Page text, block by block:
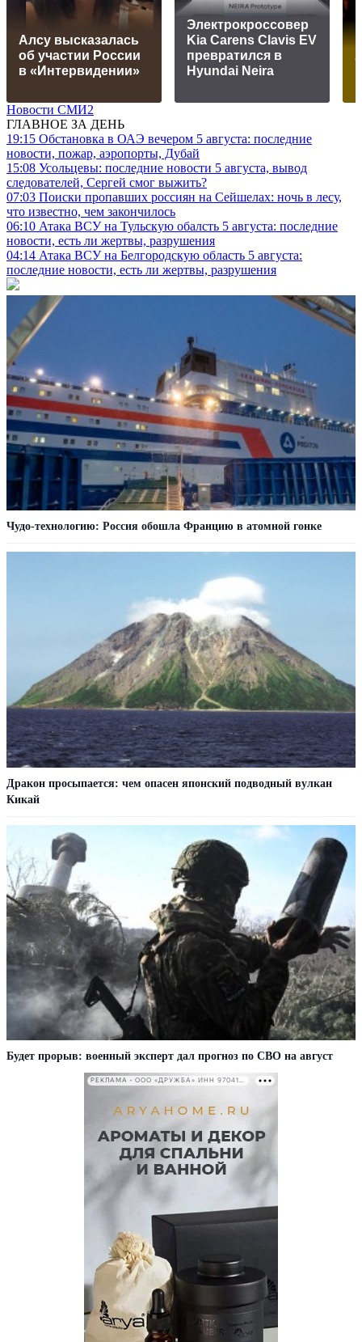
Алсу высказалась
об участии России
в «Интервидении»
Электрокроссовер
Kia Carens Clavis EV
превратился в
Hyundai Neira
Новости СМИ2
ГЛАВНОЕ ЗА ДЕНЬ
19:15 Обстановка в ОАЭ вечером 5 августа: последние
новости, пожар, аэропорты, Дубай
15:08 Усольцевы: последние новости 5 августа, вывод
следователей, Сергей смог выжить?
07:03 Поиски пропавших россиян на Сейшелах: ночь в лесу,
что известно, чем закончилось
06:10 Атака ВСУ на Тульскую обалсть 5 августа: последние
новости, есть ли жертвы, разрушения
04:14 Атака ВСУ на Белгородскую область 5 августа:
последние новости, есть ли жертвы, разрушения
Чудо-технологию: Россия обошла Францию в атомной гонке
Дракон просыпается: чем опасен японский подводный вулкан
Кикай
Будет прорыв: военный эксперт дал прогноз по СВО на август
РЕКЛАМА • ООО «ДРУЖБА» ИНН 9704146411